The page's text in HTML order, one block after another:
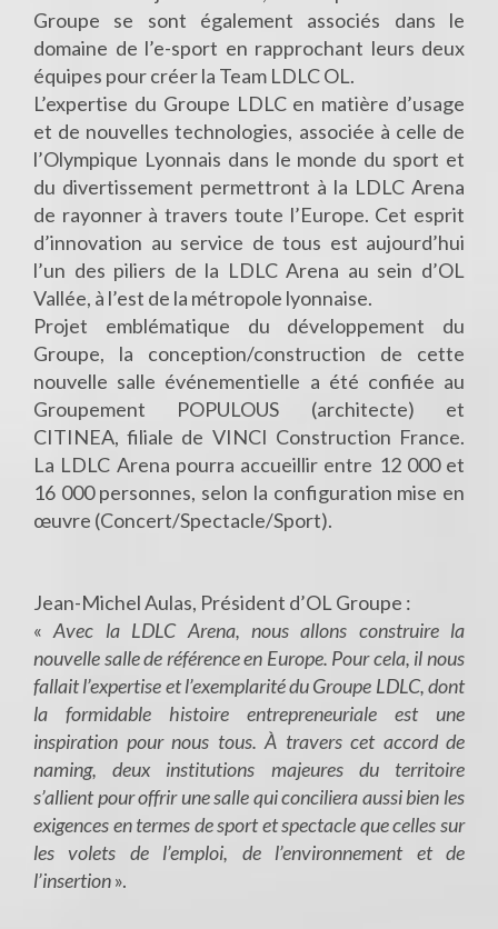
Groupe se sont également associés dans le
domaine de l’e-sport en rapprochant leurs deux
équipes pour créer la Team LDLC OL.
L’expertise du Groupe LDLC en matière d’usage
et de nouvelles technologies, associée à celle de
l’Olympique Lyonnais dans le monde du sport et
du divertissement permettront à la LDLC Arena
de rayonner à travers toute l’Europe. Cet esprit
d’innovation au service de tous est aujourd’hui
l’un des piliers de la LDLC Arena au sein d’OL
Vallée, à l’est de la métropole lyonnaise.
Projet emblématique du développement du
Groupe, la conception/construction de cette
nouvelle salle événementielle a été confiée au
Groupement POPULOUS (architecte) et
CITINEA, filiale de VINCI Construction France.
La LDLC Arena pourra accueillir entre 12 000 et
16 000 personnes, selon la configuration mise en
œuvre (Concert/Spectacle/Sport).
Jean-Michel Aulas, Président d’OL Groupe :
«Avec la LDLC Arena, nous allons construire la
nouvelle salle de référence en Europe. Pour cela, il nous
fallait l’expertise et l’exemplarité du Groupe LDLC, dont
la formidable histoire entrepreneuriale est une
inspiration pour nous tous. À travers cet accord de
naming, deux institutions majeures du territoire
s’allient pour offrir une salle qui conciliera aussi bien les
exigences en termes de sport et spectacle que celles sur
les volets de l’emploi, de l’environnement et de
l’insertion».